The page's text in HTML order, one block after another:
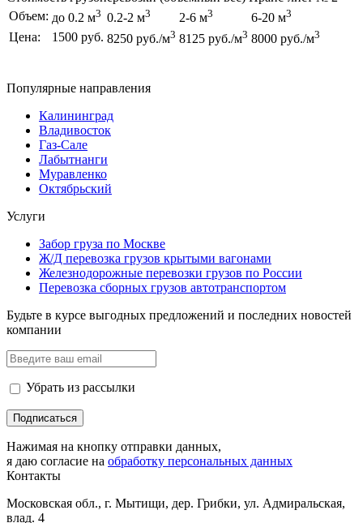
Объем: до 0.2 м3 0.2-2 м3 2-6 м3 6-20 м3
Цена: 1500 руб. 8250 руб./м3 8125 руб./м3 8000 руб./м3
Популярные направления
Калининград
Владивосток
Газ-Сале
Лабытнанги
Муравленко
Октябрьский
Услуги
Забор груза по Москве
Ж/Д перевозка грузов крытыми вагонами
Железнодорожные перевозки грузов по России
Перевозка сборных грузов автотранспортом
Будьте в курсе выгодных предложений и последних новостей
компании
Убрать из рассылки
Нажимая на кнопку отправки данных,
я даю согласие на обработку персональных данных
Контакты
Московская обл., г. Мытищи, дер. Грибки, ул. Адмиральская,
влад. 4